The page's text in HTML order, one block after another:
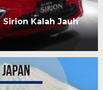
Kalah Jauh